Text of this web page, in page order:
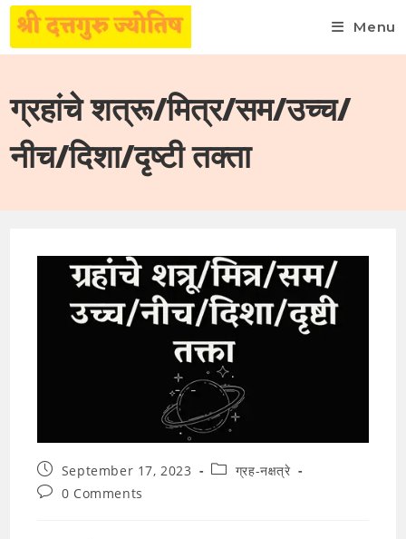
content
Menu
ग्रहांचे शत्रू/मित्र/सम/उच्च/
नीच/दिशा/दृष्टी तक्ता
Post
published:
September 17, 2023
Postग्रह-नक्षत्रे
Post0 Comments